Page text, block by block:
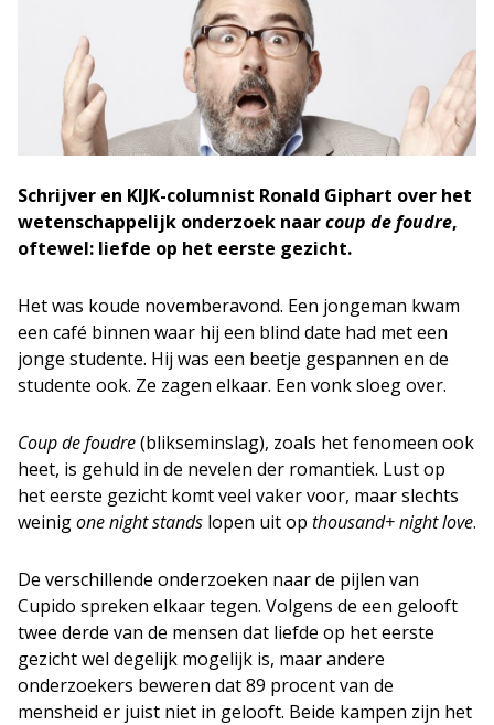
Schrijver en KIJK-columnist Ronald Giphart over het
wetenschappelijk onderzoek naarcoup de foudre,
oftewel: liefde op het eerste gezicht.
Het was koude novemberavond. Een jongeman kwam
een café binnen waar hij een blind date had met een
jonge studente. Hij was een beetje gespannen en de
studente ook. Ze zagen elkaar. Een vonk sloeg over.
Coup de foudre(blikseminslag), zoals het fenomeen ook
heet, is gehuld in de nevelen der romantiek. Lust op
het eerste gezicht komt veel vaker voor, maar slechts
weinigone night stands lopen uit op thousand+ night love.
De verschillende onderzoeken naar de pijlen van
Cupido spreken elkaar tegen. Volgens de een gelooft
twee derde van de mensen dat liefde op het eerste
gezicht wel degelijk mogelijk is, maar andere
onderzoekers beweren dat 89 procent van de
mensheid er juist niet in gelooft. Beide kampen zijn het